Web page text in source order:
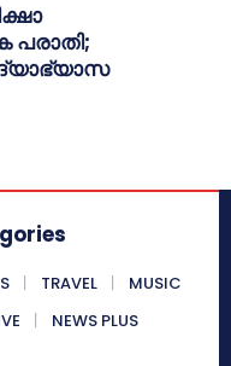
TRAVEL
MUSIC
NEWS PLUS